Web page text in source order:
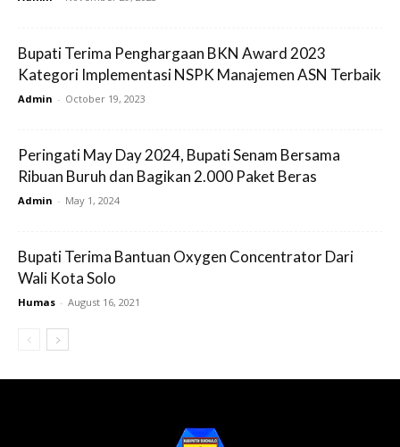
Bupati Terima Penghargaan BKN Award 2023
Kategori Implementasi NSPK Manajemen ASN Terbaik
Admin - October 19, 2023
Peringati May Day 2024, Bupati Senam Bersama
Ribuan Buruh dan Bagikan 2.000 Paket Beras
Admin - May 1, 2024
Bupati Terima Bantuan Oxygen Concentrator Dari
Wali Kota Solo
Humas - August 16, 2021